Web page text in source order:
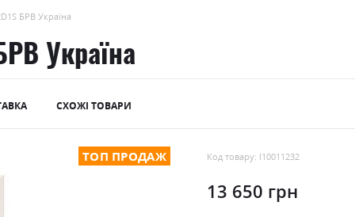
БРВ Україна
Україна
СХОЖІ ТОВАРИ
ТОП ПРОДАЖ Код товару: l10011232
13 650 грн